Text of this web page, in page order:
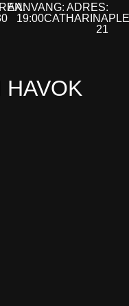
AANVANG:
19:00
ADRES:
21
HAVOK